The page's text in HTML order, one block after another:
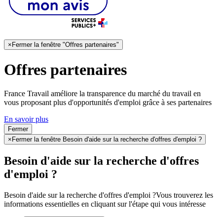
× Fermer la fenêtre "Offres partenaires"
Offres partenaires
France Travail améliore la transparence du marché du travail en
vous proposant plus d'opportunités d'emploi grâce à ses partenaires
En savoir plus
Fermer
× Fermer la fenêtre Besoin d'aide sur la recherche d'offres d'emploi ?
Besoin d'aide sur la recherche d'offres
d'emploi ?
Besoin d'aide sur la recherche d'offres d'emploi ?Vous trouverez les
informations essentielles en cliquant sur l'étape qui vous intéresse